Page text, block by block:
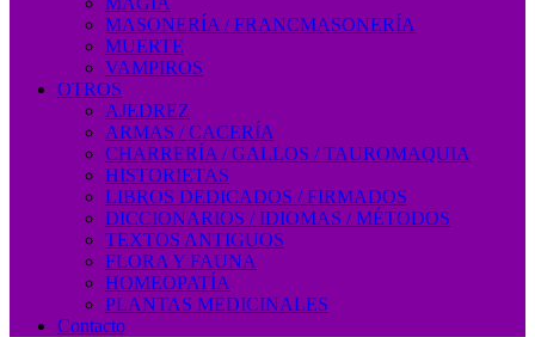
MASONERÍA / FRANCMASONERÍA
MUERTE
VAMPIROS
OTROS
AJEDREZ
ARMAS / CACERÍA
CHARRERÍA / GALLOS / TAUROMAQUIA
HISTORIETAS
LIBROS DEDICADOS / FIRMADOS
DICCIONARIOS / IDIOMAS / MÉTODOS
TEXTOS ANTIGUOS
FLORA Y FAUNA
HOMEOPATÍA
PLANTAS MEDICINALES
Contacto